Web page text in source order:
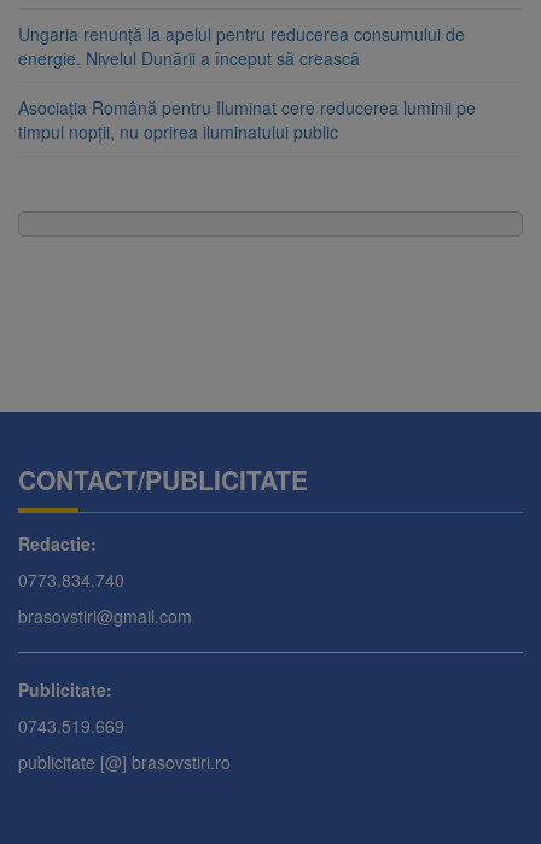
Ungaria renunță la apelul pentru reducerea consumului de
energie. Nivelul Dunării a început să crească
Asociația Română pentru Iluminat cere reducerea luminii pe
timpul nopții, nu oprirea iluminatului public
CONTACT/PUBLICITATE
Redactie:
0773.834.740
brasovstiri@gmail.com
Publicitate:
0743.519.669
publicitate [@] brasovstiri.ro